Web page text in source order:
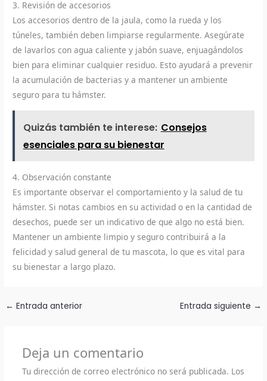
3. Revisión de accesorios
Los accesorios dentro de la jaula, como la rueda y los
túneles, también deben limpiarse regularmente. Asegúrate
de lavarlos con agua caliente y jabón suave, enjuagándolos
bien para eliminar cualquier residuo. Esto ayudará a prevenir
la acumulación de bacterias y a mantener un ambiente
seguro para tu hámster.
Quizás también te interese: Consejos
esenciales para su bienestar
4. Observación constante
Es importante observar el comportamiento y la salud de tu
hámster. Si notas cambios en su actividad o en la cantidad de
desechos, puede ser un indicativo de que algo no está bien.
Mantener un ambiente limpio y seguro contribuirá a la
felicidad y salud general de tu mascota, lo que es vital para
su bienestar a largo plazo.
← Entrada anterior Entrada siguiente →
Deja un comentario
Tu dirección de correo electrónico no será publicada. Los